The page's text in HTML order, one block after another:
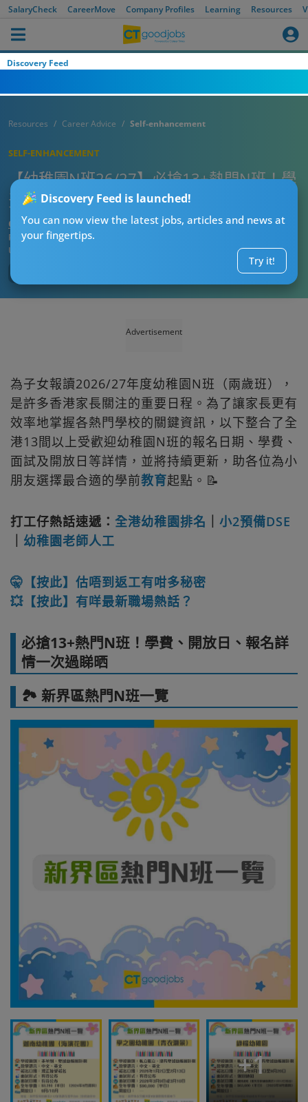
SalaryCheck CareerMove Company Profiles Learning Resources
Discovery Feed
Discovery Feed is launched!
You can now view the latest jobs, articles and news at
your fingertips.
Try it!
Resources Career Advice Self-enhancement
SELF-ENHANCEMENT
【幼稚園N班26/27】必搶13+熱門N班！學
費、開放日、報名詳情一次過睇晒
CT熱話管理員
Published:2026-06-02 20:00
Updated:
Advertisement
為子女報讀2026/27年度幼稚園N班（兩歲班），
是許多香港家長關注的重要日程。為了讓家長更有
效率地掌握各熱門學校的關鍵資訊，以下整合了全
港13間以上受歡迎幼稚園N班的報名日期、學費、
面試及開放日等詳情，並將持續更新，助各位為小
朋友選擇最合適的學前教育起點。📝
打工仔熱話速遞： 全港幼稚園排名
小2預備DSE
幼稚園老師人工
🤫【按此】估唔到返工有咁多秘密
💥【按此】有咩最新職場熱話？
必搶13+熱門N班！學費、開放日、報名詳
情一次過睇晒
🏞️ 新界區熱門N班一覽
+1